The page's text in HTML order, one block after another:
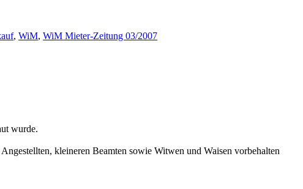
, WiM, WiM Mieter-Zeitung 03/2007
wurde.
kleineren Beamten sowie Witwen und Waisen vorbehalten